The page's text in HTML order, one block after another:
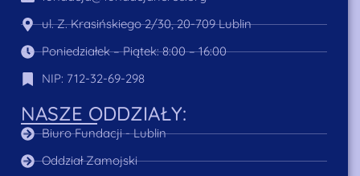
ul. Z. Krasińskiego 2/30, 20-709 Lublin
Poniedziałek – Piątek: 8:00 – 16:00
NIP: 712-32-69-298
NASZE ODDZIAŁY:
Biuro Fundacji - Lublin
Oddział Zamojski